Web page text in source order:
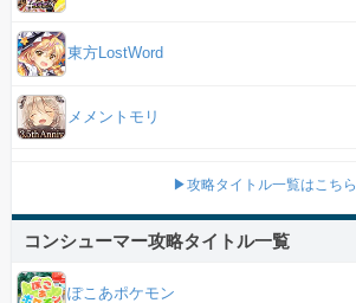
東方LostWord
メメントモリ
▶攻略タイトル一覧はこちら
コンシューマー攻略タイトル一覧
ぽこあポケモン